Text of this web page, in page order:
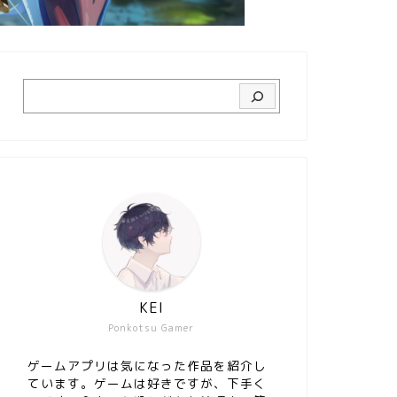
Ponkotsu Gamer
KEI
ゲームアプリは気になった作品を紹介し
ています。ゲームは好きですが、下手く